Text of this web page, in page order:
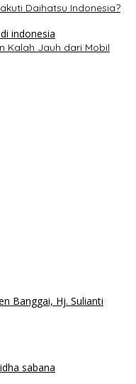
Daihatsu Indonesia?
Kalah Jauh dari Mobil